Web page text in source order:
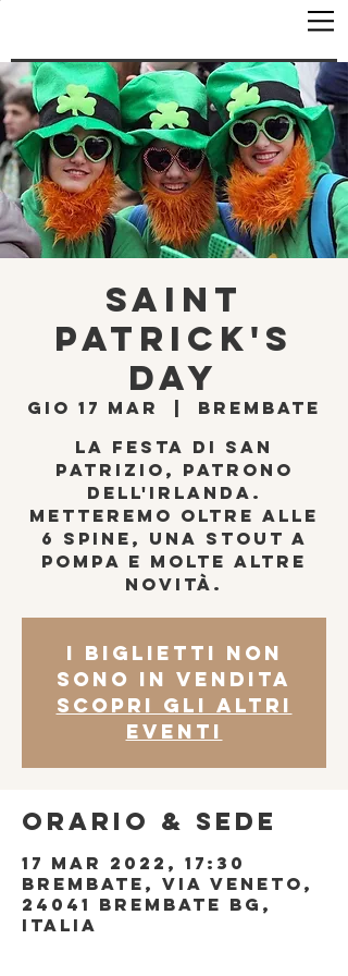
Saint
Patrick's
Day
gio 17 mar
Brembate
La festa di San
Patrizio, patrono
dell'Irlanda.
Metteremo oltre alle
6 spine, una stout a
pompa e molte altre
novità.
I biglietti non
sono in vendita
Scopri gli altri
eventi
Orario & Sede
17 mar 2022, 17:30
Brembate, Via Veneto,
24041 Brembate BG,
Italia